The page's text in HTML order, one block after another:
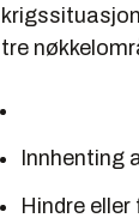
tre
Innhenting
Hindre